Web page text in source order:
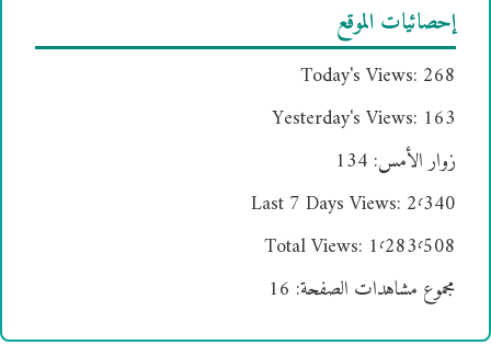
إحصائيات الموقع
Today's Views: 268
Yesterday's Views: 163
زوار الأمس: 134
Last 7 Days Views: 2٬340
Total Views: 1٬283٬508
مجموع مشاهدات الصفحة: 16